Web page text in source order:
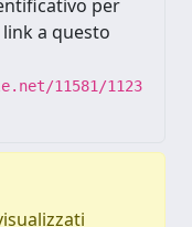
per
a questo
11581/1123